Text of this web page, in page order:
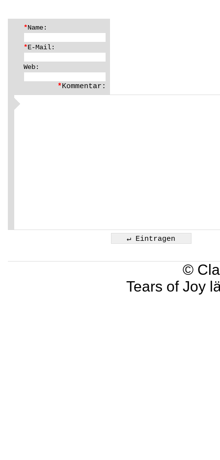
*Name:
*E-Mail:
Web:
*Kommentar:
©
Tears of Joy